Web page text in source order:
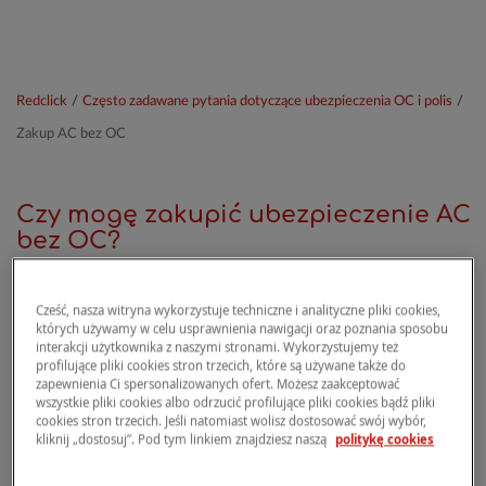
Redclick / Często zadawane pytania dotyczące ubezpieczenia OC i polis /
Zakup AC bez OC
Czy mogę zakupić ubezpieczenie AC
bez OC?
Nie,ubezpieczenie OCjest wymagane, aby
móc zakupić inne ubezpieczenia oferowane
przez Redclick, w tym Auto Assistance.
Ubezpieczenie OC stanowi podstawową
ochronę odpowiedzialności cywilnej, a jego
Cześć, nasza witryna wykorzystuje techniczne i analityczne pliki cookies,
których używamy w celu usprawnienia nawigacji oraz poznania sposobu
interakcji użytkownika z naszymi stronami. Wykorzystujemy też
profilujące pliki cookies stron trzecich, które są używane także do
zapewnienia Ci spersonalizowanych ofert. Możesz zaakceptować
wszystkie pliki cookies albo odrzucić profilujące pliki cookies bądź pliki
cookies stron trzecich. Jeśli natomiast wolisz dostosować swój wybór,
kliknij „dostosuj”. Pod tym linkiem znajdziesz naszą politykę cookies